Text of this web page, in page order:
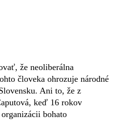
že neoliberálna
človeka ohrozuje národné
Ani to, že z
keď 16 rokov
bohato